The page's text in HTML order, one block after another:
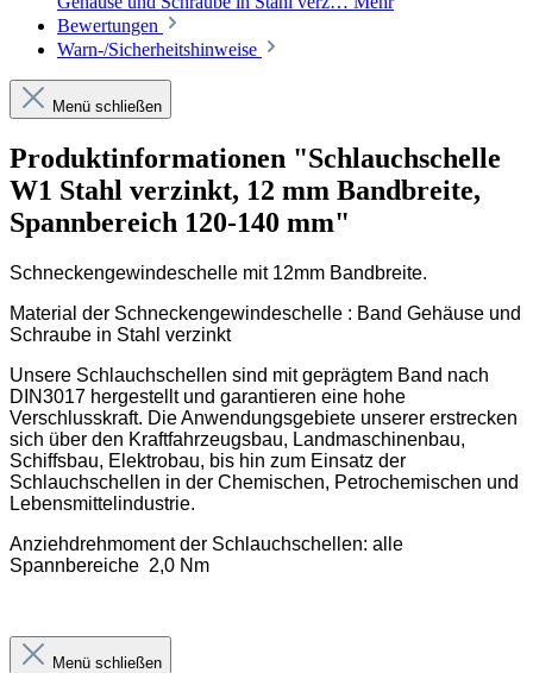
Bewertungen
Warn-/Sicherheitshinweise
Menü schließen
Produktinformationen "Schlauchschelle
W1 Stahl verzinkt, 12 mm Bandbreite,
Spannbereich 120-140 mm"
Schneckengewindeschelle mit 12mm Bandbreite.
Material der Schneckengewindeschelle : Band Gehäuse und
Schraube in Stahl verzinkt
Unsere Schlauchschellen sind mit geprägtem Band nach
DIN3017 hergestellt und garantieren eine hohe
Verschlusskraft. Die Anwendungsgebiete unserer erstrecken
sich über den Kraftfahrzeugsbau, Landmaschinenbau,
Schiffsbau, Elektrobau, bis hin zum Einsatz der
Schlauchschellen in der Chemischen, Petrochemischen und
Lebensmittelindustrie.
Anziehdrehmoment der Schlauchschellen: alle
Spannbereiche 2,0 Nm
Menü schließen